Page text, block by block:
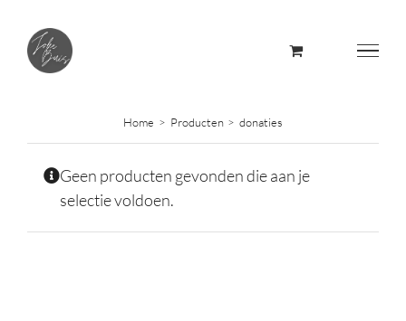
content
Home Producten donaties
Geen producten gevonden die aan je
selectie voldoen.